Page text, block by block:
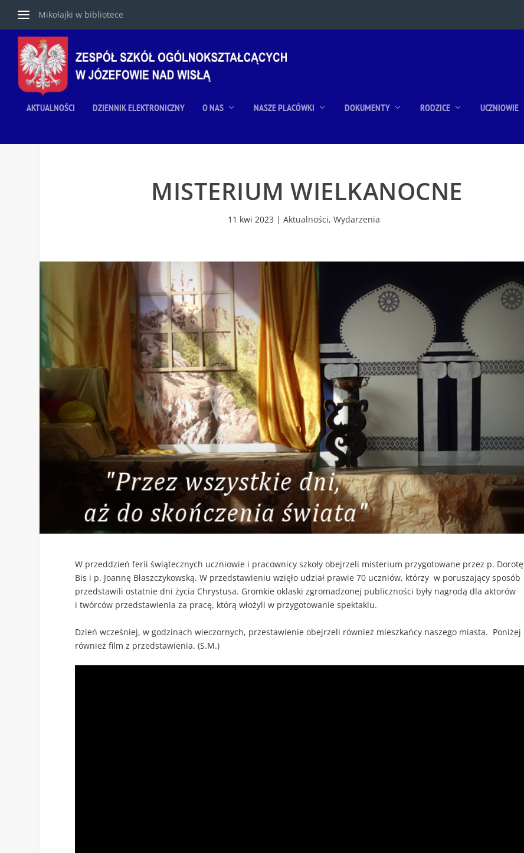
Mikołajki w bibliotece
AKTUALNOŚCI DZIENNIK ELEKTRONICZNY O NAS NASZE PLACÓWKI DOKUMENTY RODZICE UCZNIOWIE
MISTERIUM WIELKANOCNE
11 kwi 2023 | Aktualności, Wydarzenia
W przeddzień ferii świątecznych uczniowie i pracownicy szkoły obejrzeli misterium przygotowane przez p. Dorotę
Bis i p. Joannę Błaszczykowską. W przedstawieniu wzięło udział prawie 70 uczniów, którzy w poruszający sposób
przedstawili ostatnie dni życia Chrystusa. Gromkie oklaski zgromadzonej publiczności były nagrodą dla aktorów
i twórców przedstawienia za pracę, którą włożyli w przygotowanie spektaklu.
Dzień wcześniej, w godzinach wieczornych, przestawienie obejrzeli również mieszkańcy naszego miasta. Poniżej
również film z przedstawienia. (S.M.)